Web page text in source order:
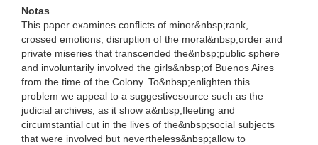
Notas
This paper examines conflicts of minor&nbsp;rank,
crossed emotions, disruption of the moral&nbsp;order and
private miseries that transcended the&nbsp;public sphere
and involuntarily involved the girls&nbsp;of Buenos Aires
from the time of the Colony. To&nbsp;enlighten this
problem we appeal to a suggestivesource such as the
judicial archives, as it show a&nbsp;fleeting and
circumstantial cut in the lives of the&nbsp;social subjects
that were involved but nevertheless&nbsp;allow to